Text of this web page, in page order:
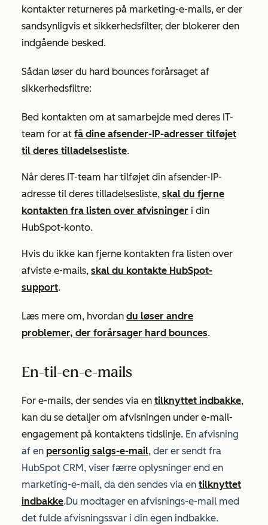
kontakter returneres på marketing-e-mails, er der
sandsynligvis et sikkerhedsfilter, der blokerer den
indgående besked.
Sådan løser du hard bounces forårsaget af
sikkerhedsfiltre:
Bed kontakten om at samarbejde med deres IT-
team for at få dine afsender-IP-adresser tilføjet
til deres tilladelsesliste.
Når deres IT-team har tilføjet din afsender-IP-
adresse til deres tilladelsesliste, skal du fjerne
kontakten fra listen over afvisninger i din
HubSpot-konto.
Hvis du ikke kan fjerne kontakten fra listen over
afviste e-mails, skal du kontakte HubSpot-
support.
Læs mere om, hvordan du løser andre
problemer, der forårsager hard bounces.
En-til-en-e-mails
For e-mails, der sendes via en tilknyttet indbakke,
kan du se detaljer om afvisningen under e-mail-
engagement på kontaktens tidslinje. En afvisning
af en personlig salgs-e-mail, der er sendt fra
HubSpot CRM, viser færre oplysninger end en
marketing-e-mail, da den sendes via en tilknyttet
indbakke.Du modtager en afvisnings-e-mail med
det fulde afvisningssvar i din egen indbakke.